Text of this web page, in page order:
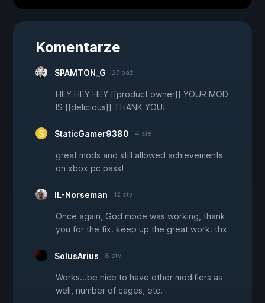
Komentarze
SPAMTON_G 27 paź
HEY HEY HEY [[product owner]] YOUR MOD
IS [[delicious]] THANK YOU!
StaticGamer9380 4 sie
great mods and still allowed achievements
on xbox pc pass!
IL-Norseman 12 sty
Once again, God mode was working, thank
you for the fix. keep up the great work. thx
SolusArius 8 sty
Works...be nice to have other modifiers as
well, number of cages, etc.